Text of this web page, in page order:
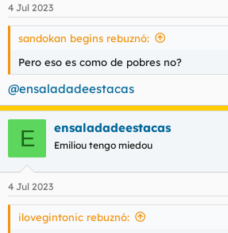
e
s
4 Jul 2023
sandokan begins rebuznó:
Pero eso es como de pobres no?
@ensaladadeestacas
E ensaladadeestacas
Emiliou tengo miedou
4 Jul 2023
ilovegintonic rebuznó: